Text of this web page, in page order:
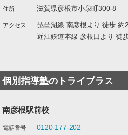
滋賀県彦根市小泉町300-8
琵琶湖線 南彦根より 徒歩 約
近江鉄道本線 彦根口より 徒
個別指導塾のトライプラス
南彦根駅前校
0120-177-202